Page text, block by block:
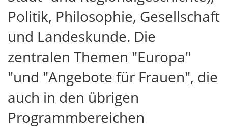
Politik, Philosophie, Gesellschaft
und Landeskunde. Die
zentralen Themen "Europa"
"und "Angebote für Frauen", die
auch in den übrigen
Programmbereichen